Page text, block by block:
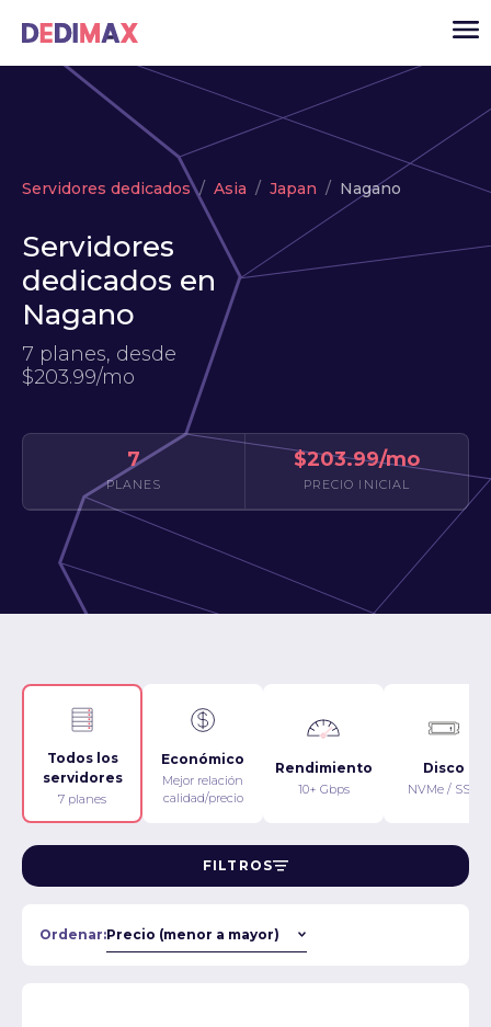
VPS
Servidores dedicados
Servidores dedicados Asia Japan Nagano
Servidores
dedicados en
Nagano
7 planes, desde
$203.99/mo
7
PLANES
$203.99/mo
PRECIO INICIAL
Todos los
servidores
7 planes
Económico
Mejor relación
calidad/precio
Rendimiento
10+ Gbps
Disco
NVMe / SSD
FILTROS
Ordenar: